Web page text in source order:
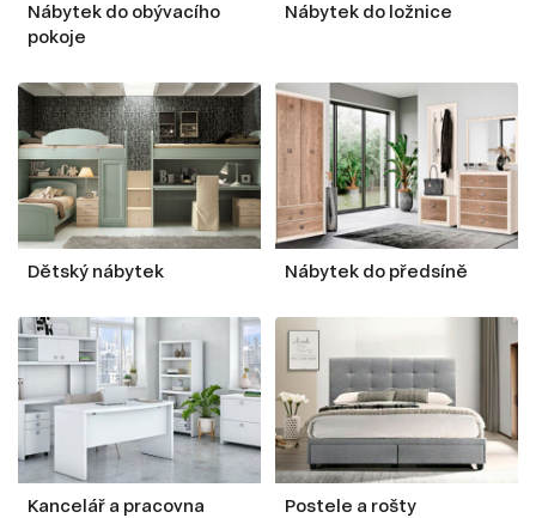
Nábytek do obývacího
pokoje
Nábytek do ložnice
Dětský nábytek Nábytek do předsíně
Kancelář a pracovna Postele a rošty